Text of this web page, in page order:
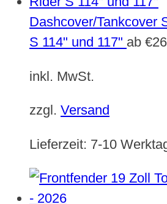
Dashcover/Tankcover
S 114" und 117" ab €
inkl. MwSt.
zzgl. Versand
Lieferzeit: 7-10